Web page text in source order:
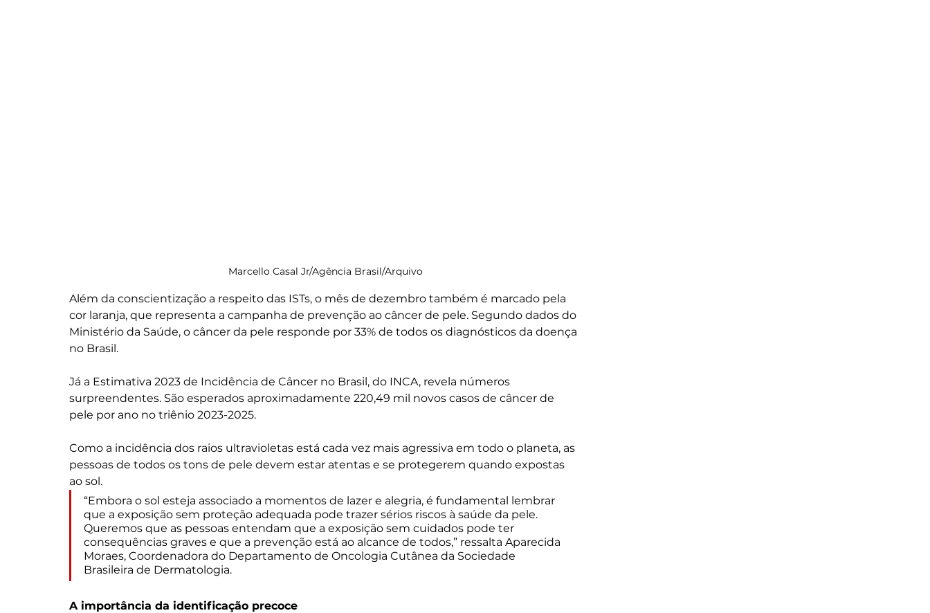
Marcello Casal Jr/Agência Brasil/Arquivo
Além da conscientização a respeito das ISTs, o mês de dezembro também é marcado pela
cor laranja, que representa a campanha de prevenção ao câncer de pele. Segundo dados do
Ministério da Saúde, o câncer da pele responde por 33% de todos os diagnósticos da doença
no Brasil.
Já a Estimativa 2023 de Incidência de Câncer no Brasil, do INCA, revela números
surpreendentes. São esperados aproximadamente 220,49 mil novos casos de câncer de
pele por ano no triênio 2023-2025.
Como a incidência dos raios ultravioletas está cada vez mais agressiva em todo o planeta, as
pessoas de todos os tons de pele devem estar atentas e se protegerem quando expostas
ao sol.
“Embora o sol esteja associado a momentos de lazer e alegria, é fundamental lembrar
que a exposição sem proteção adequada pode trazer sérios riscos à saúde da pele.
Queremos que as pessoas entendam que a exposição sem cuidados pode ter
consequências graves e que a prevenção está ao alcance de todos,” ressalta Aparecida
Moraes, Coordenadora do Departamento de Oncologia Cutânea da Sociedade
Brasileira de Dermatologia.
A importância da identificação precoce